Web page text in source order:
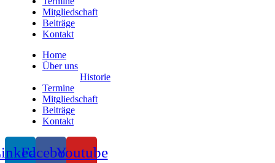
Mitgliedschaft
Beiträge
Kontakt
Home
Über uns
Historie
Termine
Mitgliedschaft
Beiträge
Kontakt
FacebookYoutube